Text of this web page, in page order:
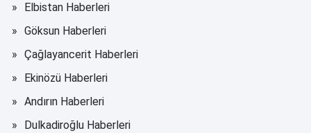
Elbistan Haberleri
Göksun Haberleri
Çağlayancerit Haberleri
Ekinözü Haberleri
Andırın Haberleri
Dulkadiroğlu Haberleri